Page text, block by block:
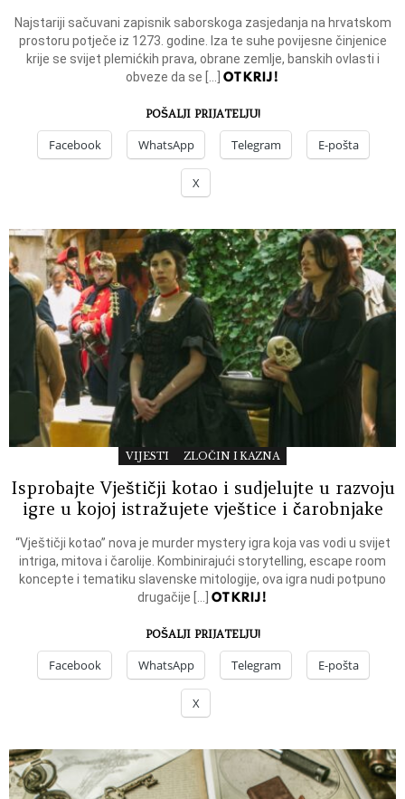
Najstariji sačuvani zapisnik saborskoga zasjedanja na hrvatskom
prostoru potječe iz 1273. godine. Iza te suhe povijesne činjenice
krije se svijet plemićkih prava, obrane zemlje, banskih ovlasti i
obveze da se […] OTKRIJ!
POŠALJI PRIJATELJU!
Facebook WhatsApp Telegram E-pošta
X
VIJESTI ZLOČIN I KAZNA
Isprobajte Vještičji kotao i sudjelujte u razvoju
igre u kojoj istražujete vještice i čarobnjake
“Vještičji kotao” nova je murder mystery igra koja vas vodi u svijet
intriga, mitova i čarolije. Kombinirajući storytelling, escape room
koncepte i tematiku slavenske mitologije, ova igra nudi potpuno
drugačije […] OTKRIJ!
POŠALJI PRIJATELJU!
Facebook WhatsApp Telegram E-pošta
X